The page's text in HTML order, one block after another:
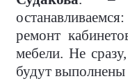
ремонт
мебели. Не
будут выполнены